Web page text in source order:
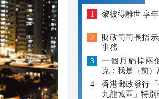
黎彼得離世 享
財政司司長指
事務
一個月虧掉兩
克：我是（前）
香港郵政發行「
九龍城區」特別